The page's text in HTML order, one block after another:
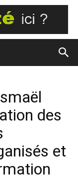
des
et